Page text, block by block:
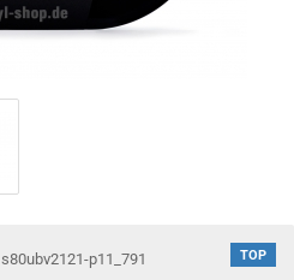
TOP
s80ubv2121-p11_791